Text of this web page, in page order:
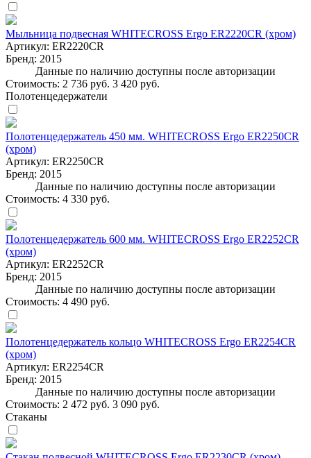
Мыльница подвесная WHITECROSS Ergo ER2220CR (хром)
Артикул: ER2220CR
Бренд: 2015
Данные по наличию доступны после авторизации
Стоимость: 2 736 руб. 3 420 руб.
Полотенцедержатели
Полотенцедержатель 450 мм. WHITECROSS Ergo ER2250CR
(хром)
Артикул: ER2250CR
Бренд: 2015
Данные по наличию доступны после авторизации
Стоимость: 4 330 руб.
Полотенцедержатель 600 мм. WHITECROSS Ergo ER2252CR
(хром)
Артикул: ER2252CR
Бренд: 2015
Данные по наличию доступны после авторизации
Стоимость: 4 490 руб.
Полотенцедержатель кольцо WHITECROSS Ergo ER2254CR
(хром)
Артикул: ER2254CR
Бренд: 2015
Данные по наличию доступны после авторизации
Стоимость: 2 472 руб. 3 090 руб.
Стаканы